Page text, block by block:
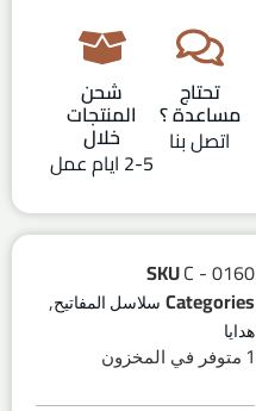
تحتاج
مساعدة ؟
اتصل بنا
شحن
المنتجات
خلال
2-5 ايام عمل
SKUC - 0160
Categories سلاسل المفاتيح,
هدايا
1 متوفر في المخزون